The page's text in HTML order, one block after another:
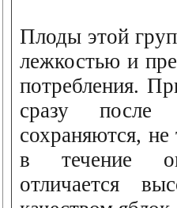
Плоды этой
лежкостью и
потребления.
сразу после
сохраняются, не
в течение
отличается